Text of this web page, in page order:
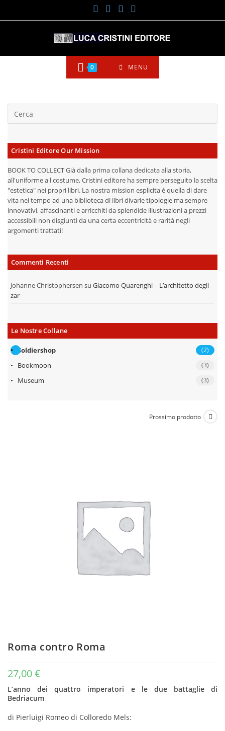
contenuto
0 MENU
Cristini Editore Our Mission
BOOK TO COLLECT Già dalla prima collana dedicata alla storia,
all'uniforme a l costume, Cristini editore ha sempre perseguito la scelta
"estetica" nei propri libri. La nostra mission esplicita è quella di dare
vita nel tempo ad una biblioteca di libri divarie tipologie ma sempre
innovativi, affascinanti e arricchiti da splendide illustrazioni a prezzi
accessibili non disgiunti da una certa eccentricità e rarità negli
argomenti trattati!
Commenti Recenti
Johanne Christophersen su Giacomo Quarenghi – L’architetto degli
zar
Le Nostre Collane
Soldiershop (2)
Bookmoon (3)
Museum (3)
Prossimo prodotto
Roma contro Roma
27,00€
L’anno dei quattro imperatori e le due battaglie di
Bedriacum
di Pierluigi Romeo di Colloredo Mels: